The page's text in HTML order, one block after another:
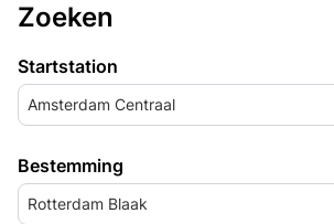
Zoeken
Startstation
Amsterdam Centraal
Bestemming
Rotterdam Blaak